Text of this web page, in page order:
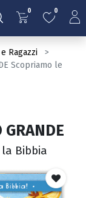
0 0
Ragazzi
Scopriamo le
GRANDE
Bibbia